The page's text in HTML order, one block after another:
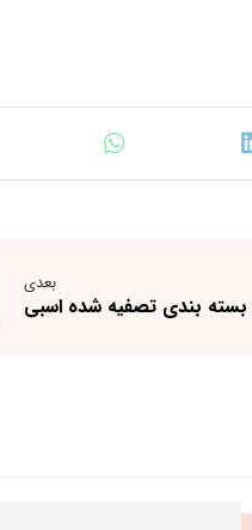
بعدی
بندی تصفیه شده اسبی